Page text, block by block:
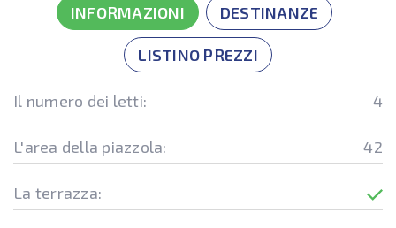
INFORMAZIONI DESTINANZE
LISTINO PREZZI
Il numero dei letti: 4
L'area della piazzola: 42
La terrazza: